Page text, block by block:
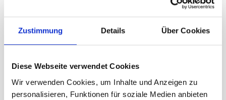
Zustimmung Details Über Cookies
Diese Webseite verwendet Cookies
Wir verwenden Cookies, um Inhalte und Anzeigen zu
personalisieren, Funktionen für soziale Medien anbieten
Flagge, Kanton bedruckt
Zürich, 78 x 400 cm,